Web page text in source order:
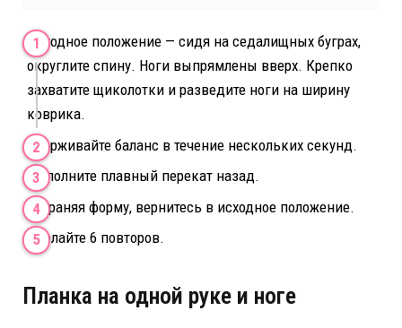
Исходное положение — сидя на седалищных буграх,
округлите спину. Ноги выпрямлены вверх. Крепко
захватите щиколотки и разведите ноги на ширину
коврика.
Удерживайте баланс в течение нескольких секунд.
Выполните плавный перекат назад.
Сохраняя форму, вернитесь в исходное положение.
Сделайте 6 повторов.
Планка на одной руке и ноге